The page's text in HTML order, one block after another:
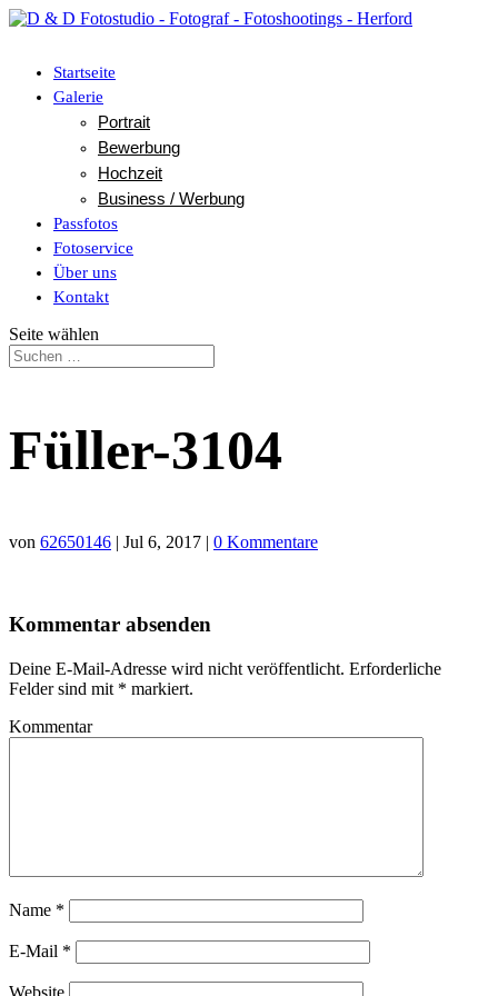
Startseite
Galerie
Portrait
Bewerbung
Hochzeit
Business / Werbung
Passfotos
Fotoservice
Über uns
Kontakt
Seite wählen
Füller-3104
von 62650146 | Jul 6, 2017 | 0 Kommentare
Kommentar absenden
Deine E-Mail-Adresse wird nicht veröffentlicht. Erforderliche
Felder sind mit * markiert.
Kommentar
Name *
E-Mail *